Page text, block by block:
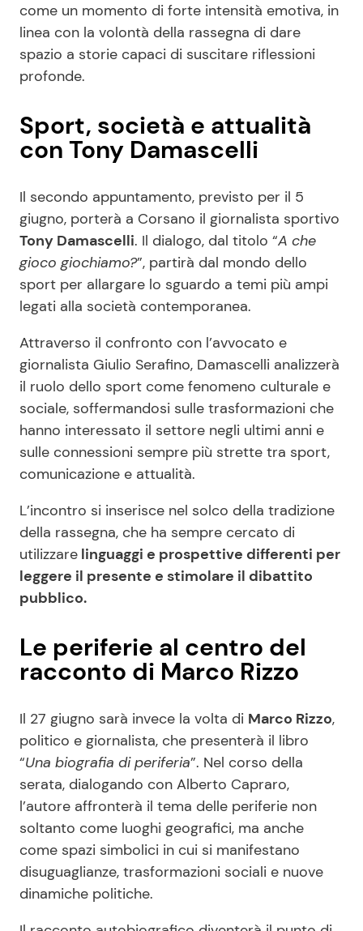
come un momento di forte intensità emotiva, in
linea con la volontà della rassegna di dare
spazio a storie capaci di suscitare riflessioni
profonde.
Sport, società e attualità
con Tony Damascelli
Il secondo appuntamento, previsto per il 5
giugno, porterà a Corsano il giornalista sportivo
Tony Damascelli. Il dialogo, dal titolo “A che
gioco giochiamo?”, partirà dal mondo dello
sport per allargare lo sguardo a temi più ampi
legati alla società contemporanea.
Attraverso il confronto con l’avvocato e
giornalista Giulio Serafino, Damascelli analizzerà
il ruolo dello sport come fenomeno culturale e
sociale, soffermandosi sulle trasformazioni che
hanno interessato il settore negli ultimi anni e
sulle connessioni sempre più strette tra sport,
comunicazione e attualità.
L’incontro si inserisce nel solco della tradizione
della rassegna, che ha sempre cercato di
utilizzare linguaggi e prospettive differenti per
leggere il presente e stimolare il dibattito
pubblico.
Le periferie al centro del
racconto di Marco Rizzo
Il 27 giugno sarà invece la volta di Marco Rizzo,
politico e giornalista, che presenterà il libro
“Una biografia di periferia”. Nel corso della
serata, dialogando con Alberto Capraro,
l’autore affronterà il tema delle periferie non
soltanto come luoghi geografici, ma anche
come spazi simbolici in cui si manifestano
disuguaglianze, trasformazioni sociali e nuove
dinamiche politiche.